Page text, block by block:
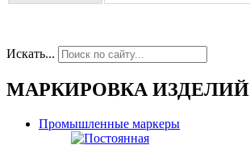
Искать...
МАРКИРОВКА ИЗДЕЛИЙ
Промышленные маркеры